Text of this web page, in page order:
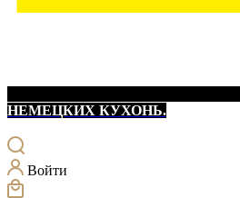
НЕМЕЦКИХ КУХОНЬ.
Войти